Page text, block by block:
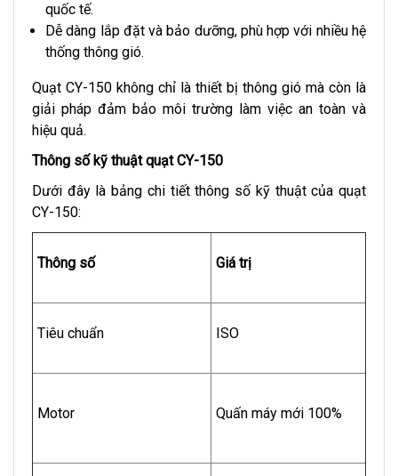
quốc tế.
Dễ dàng lắp đặt và bảo dưỡng, phù hợp với nhiều hệ
thống thông gió.
Quạt CY-150 không chỉ là thiết bị thông gió mà còn là
giải pháp đảm bảo môi trường làm việc an toàn và
hiệu quả.
Thông số kỹ thuật quạt CY-150
Dưới đây là bảng chi tiết thông số kỹ thuật của quạt
CY-150:
Thông số Giá trị
Tiêu chuẩn ISO
Motor Quấn máy mới 100%